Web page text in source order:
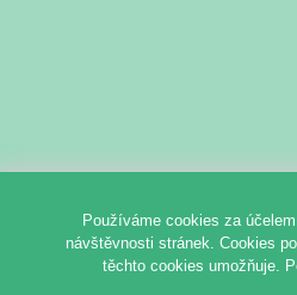
Používáme cookies za
návštěvnosti stránek. Cookies
těchto cookies umožňuje.